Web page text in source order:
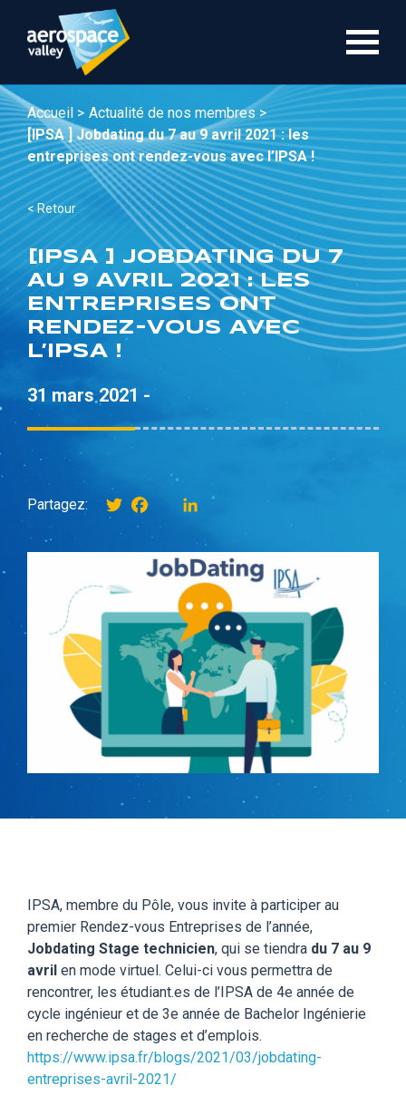
contenu
Accueil > Actualité de nos membres >
[IPSA ] Jobdating du 7 au 9 avril 2021 : les
entreprises ont rendez-vous avec l’IPSA !
< Retour
[IPSA ] JOBDATING DU 7
AU 9 AVRIL 2021 : LES
ENTREPRISES ONT
RENDEZ-VOUS AVEC
L’IPSA !
31 mars 2021 -
Partagez: TwitterFacebook
instagramLinkedIn
IPSA, membre du Pôle, vous invite à participer au
premier Rendez-vous Entreprises de l’année,
Jobdating Stage technicien, qui se tiendra du 7 au 9
avril en mode virtuel. Celui-ci vous permettra de
rencontrer, les étudiant.es de l’IPSA de 4e année de
cycle ingénieur et de 3e année de Bachelor Ingénierie
en recherche de stages et d’emplois.
https://www.ipsa.fr/blogs/2021/03/jobdating-
entreprises-avril-2021/